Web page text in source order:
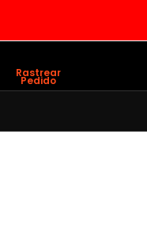
Search
Rastrear
Pedido